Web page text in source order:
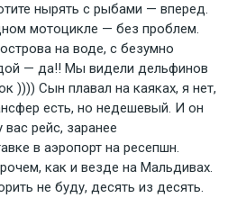
нырять с рыбами — вперед.
мотоцикле — без проблем.
на воде, с безумно
— да!! Мы видели дельфинов
)))) Сын плавал на каяках, я нет,
есть, но недешевый. И он
вас рейс, заранее
в аэропорт на ресепшн.
как и везде на Мальдивах.
не буду, десять из десять.